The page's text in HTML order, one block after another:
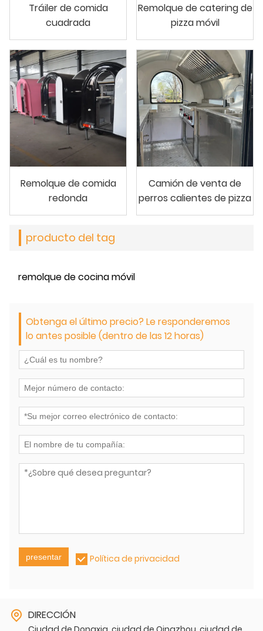
Tráiler de comida
cuadrada
Remolque de catering de
pizza móvil
Remolque de comida
redonda
Camión de venta de
perros calientes de pizza
producto del tag
remolque de cocina móvil
Obtenga el último precio? Le responderemos
lo antes posible (dentro de las 12 horas)
presentar Política de privacidad
DIRECCIÓN